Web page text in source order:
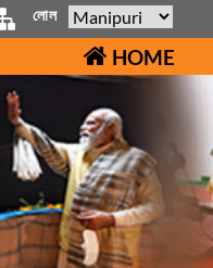
লোল
HOME